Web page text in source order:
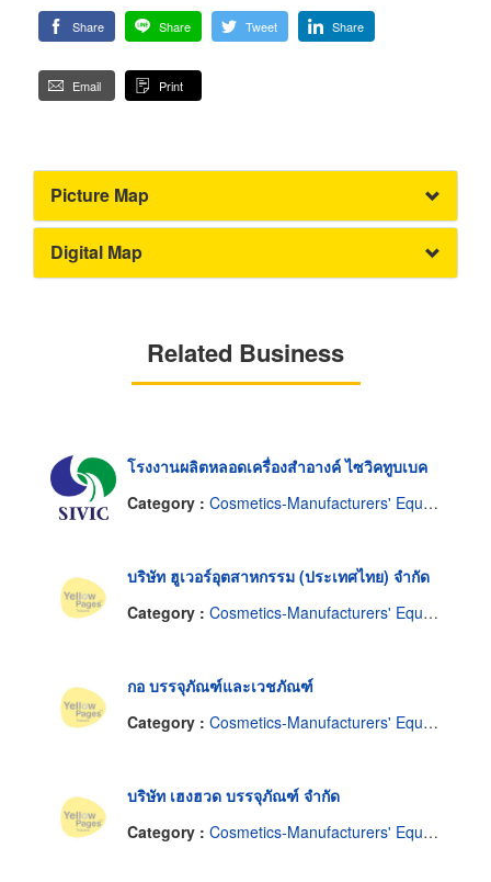
Share Share Tweet Share
Email Print
Picture Map
Digital Map
Related Business
โรงงานผลิตหลอดเครื่องสำอางค์ ไซวิคทูบเบค
Category : Cosmetics-Manufacturers' Equipment & Supplies
บริษัท ฮูเวอร์อุตสาหกรรม (ประเทศไทย) จำกัด
Category : Cosmetics-Manufacturers' Equipment & Supplies
กอ บรรจุภัณฑ์และเวชภัณฑ์
Category : Cosmetics-Manufacturers' Equipment & Supplies
บริษัท เฮงฮวด บรรจุภัณฑ์ จำกัด
Category : Cosmetics-Manufacturers' Equipment & Supplies